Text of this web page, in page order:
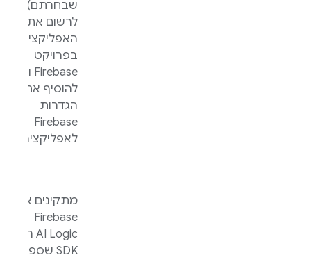
שבחרתם),
לרשום את
האפליקציה
בפרויקט
Firebase ואז
להוסיף את
הגדרות
Firebase
לאפליקציה.
מתקינים את
Firebase
AI Logic ה-
SDK שספציפי